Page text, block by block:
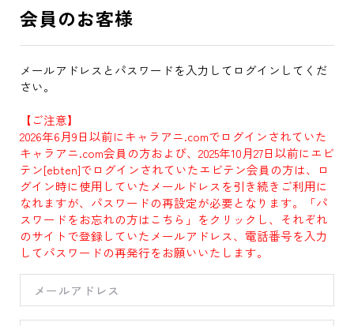
会員のお客様
メールアドレスとパスワードを入力してログインしてくだ
さい。
【ご注意】
2026年6月9日以前にキャラアニ.comでログインされていた
キャラアニ.com会員の方および、2025年10月27日以前にエビ
テン[ebten]でログインされていたエビテン会員の方は、ロ
グイン時に使用していたメールドレスを引き続きご利用に
なれますが、パスワードの再設定が必要となります。「パ
スワードをお忘れの方はこちら」をクリックし、それぞれ
のサイトで登録していたメールアドレス、電話番号を入力
してパスワードの再発行をお願いいたします。